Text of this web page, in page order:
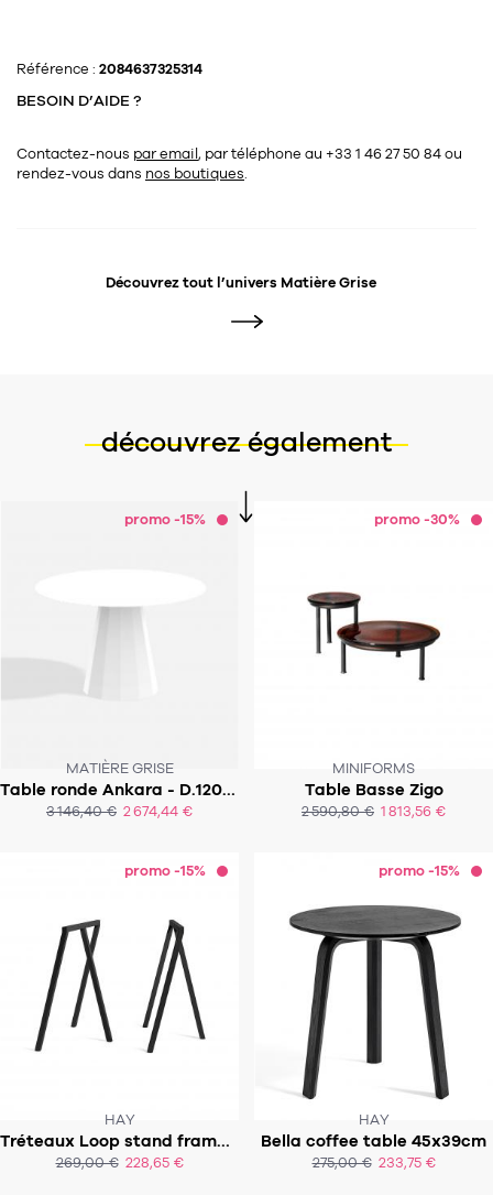
Référence : 2084637325314
BESOIN D’AIDE ?
Contactez-nous par email, par téléphone au +33 1 46 27 50 84ou
rendez-vous dans nos boutiques.
Découvrez tout l’univers Matière Grise
découvrez également
promo -15%
MATIÈRE GRISE
Table ronde Ankara - D.120x76 cm - Outdoor
3 146,40 € 2 674,44 €
SOUS 4 - 5 SEMAINES !
ACHAT EXPRESS
promo -30%
MINIFORMS
Table Basse Zigo
2 590,80 € 1 813,56 €
promo -15%
HAY
Tréteaux Loop stand frame - par 2
269,00 € 228,65 €
SOUS 3 À 4 SEMAINES
ACHAT EXPRESS
promo -15%
HAY
Bella coffee table 45x39cm
275,00 € 233,75 €
SOUS 4-6 SEMAINES
ACHAT EXPRESS